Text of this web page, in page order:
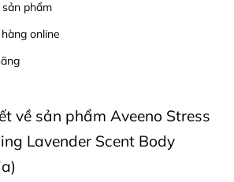
phẩm
online
về sản phẩm Aveeno Stress
Lavender Scent Body